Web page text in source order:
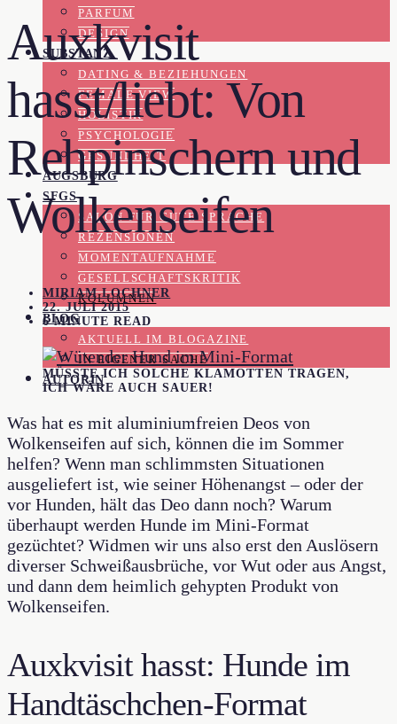
PARFUM
DESIGN
SUBSTANZ
DATING & BEZIEHUNGEN
FEMALE VIEW
HOLISTIK
PSYCHOLOGIE
GESUNDHEIT
AUGSBURG
SFGS
SALON FÜR GUTE SPRACHE
REZENSIONEN
MOMENTAUFNAHME
GESELLSCHAFTSKRITIK
KOLUMNEN
BLOG
AKTUELL IM BLOGAZINE
IN EIGENER SACHE
AUTORIN
Auxkvisit
hasst/liebt: Von
Rehpinschern und
Wolkenseifen
MIRIAM LOCHNER
22. JULI 2015
6 MINUTE READ
MÜSSTE ICH SOLCHE KLAMOTTEN TRAGEN,
ICH WÄRE AUCH SAUER!
Was hat es mit aluminiumfreien Deos von
Wolkenseifen auf sich, können die im Sommer
helfen? Wenn man schlimmsten Situationen
ausgeliefert ist, wie seiner Höhenangst – oder der
vor Hunden, hält das Deo dann noch? Warum
überhaupt werden Hunde im Mini-Format
gezüchtet? Widmen wir uns also erst den Auslösern
diverser Schweißausbrüche, vor Wut oder aus Angst,
und dann dem heimlich gehypten Produkt von
Wolkenseifen.
Auxkvisit hasst: Hunde im
Handtäschchen-Format